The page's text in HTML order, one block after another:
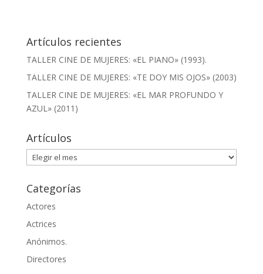
Artículos recientes
TALLER CINE DE MUJERES: «EL PIANO» (1993).
TALLER CINE DE MUJERES: «TE DOY MIS OJOS» (2003)
TALLER CINE DE MUJERES: «EL MAR PROFUNDO Y
AZUL» (2011)
Artículos
Artículos
Categorías
Actores
Actrices
Anónimos.
Directores